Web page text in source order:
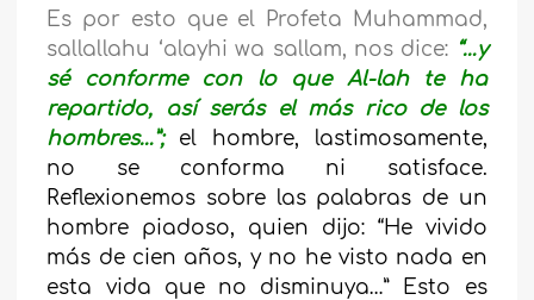
Es por esto que el Profeta Muhammad,
sallallahu ‘alayhi wa sallam, nos dice: “…y
sé conforme con lo que Al-lah te ha
repartido, así serás el más rico de los
hombres…”; el hombre, lastimosamente,
no se conforma ni satisface.
Reflexionemos sobre las palabras de un
hombre piadoso, quien dijo: “He vivido
más de cien años, y no he visto nada en
esta vida que no disminuya…” Esto es